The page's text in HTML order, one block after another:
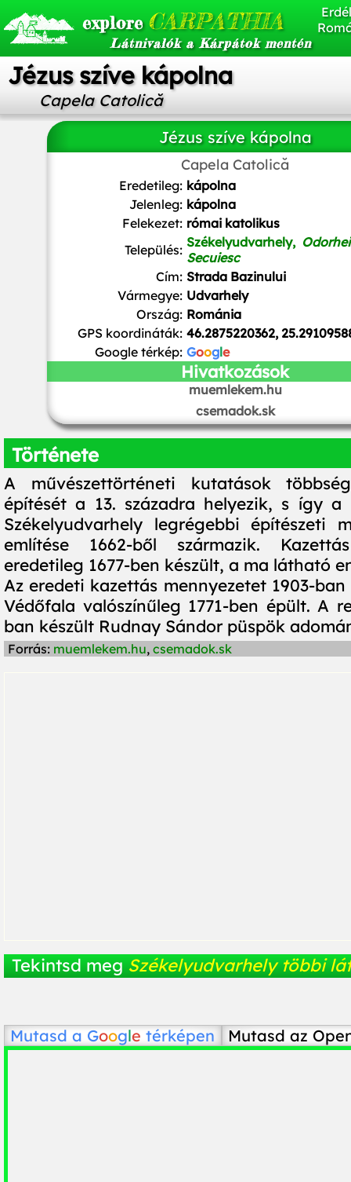
explore CARPATHIA
Látnivalók a Kárpátok mentén
Jézus szíve kápolna
Capela Catolică
Jézus szíve kápolna
Capela Catolică
, Public domain, via Wikimedia
Eredetileg: kápolna
Jelenleg: kápolna
Felekezet: római katolikus
Település: Székelyudvarhely,
Secuiesc
Cím: Strada Bazinului
Vármegye: Udvarhely
Ország: Románia
GPS koordináták: 46.2875220362,
Google térkép: Google
Hivatkozások
muemlekem.hu
csemadok.sk
Története
A művészettörténeti kutatások
építését a 13. századra helyezik, s így a
Székelyudvarhely legrégebbi építészeti
említése 1662-ből származik.
eredetileg 1677-ben készült, a ma látható
Az eredeti kazettás mennyezetet 1903-
Védőfala valószínűleg 1771-ben épült. A
ban készült Rudnay Sándor püspök
Forrás: muemlekem.hu, csemadok.sk
Tekintsd meg Székelyudvarhely többi
Mutasd a Google térképen Mutasd az